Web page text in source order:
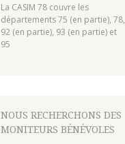
La CASIM 78 couvre les
départements 75 (en partie), 78,
92 (en partie), 93 (en partie) et
95
NOUS RECHERCHONS DES
MONITEURS BÉNÉVOLES